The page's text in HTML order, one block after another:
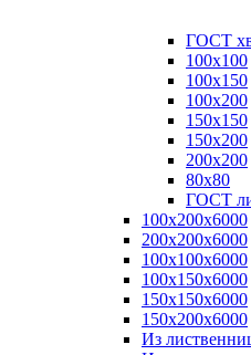
ГОСТ
100x100
100x150
100x200
150x150
150x200
200x200
80х80
ГОСТ
100х200х6000
200х200х6000
100х100х6000
100х150х6000
150х150х6000
150х200х6000
Из